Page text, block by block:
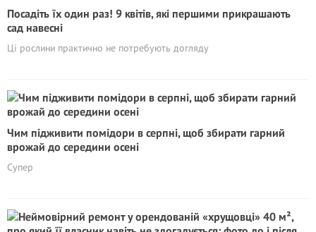
Посадіть їх один раз! 9 квітів, які першими прикрашають
сад навесні
Ці рослини практично не потребують догляду
Чим підживити помідори в серпні, щоб збирати гарний
врожай до середини осені
Супер